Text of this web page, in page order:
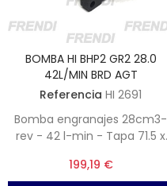
BOMBA HI BHP2 GR2 28.0
42L/MIN BRD AGT
Referencia HI 2691
Bomba engranajes 28cm3-
rev - 42 l-min - Tapa 71.5 x
por brida 40 y 30
199,19 €